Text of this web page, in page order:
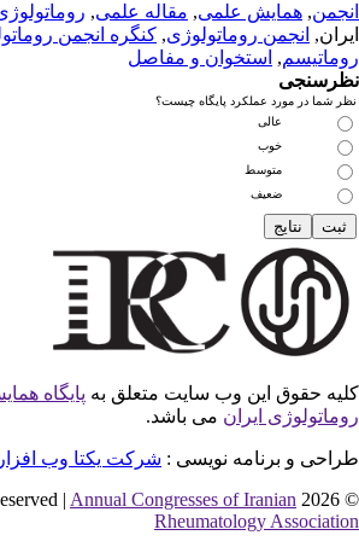
, همایش علمی , مقاله علمی , روماتولوژی
انجمن روماتولوژی, کنگره انجمن
, استخوان و مفاصل
شما در مورد عملکرد پایگاه چیست؟
عالی
خوب
متوسط
ضعیف
حقوق این وب سایت متعلق به پایگاه
ایرانمی باشد.
و برنامه نویسی : شرکت یکتا وب
© 2026 All
Annual Congresses of Iranian
Rheumatology